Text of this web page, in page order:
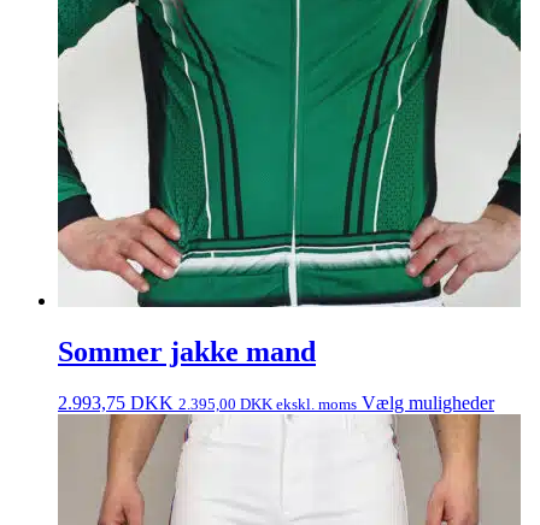
Sommer jakke mand
2.993,75 DKK 2.395,00 DKK ekskl. moms Vælg muligheder